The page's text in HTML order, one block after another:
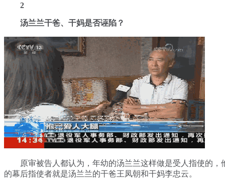
2
汤兰兰干爸、干妈是否诬陷？
原审被告人都认为，年幼的汤兰兰这样做是受人指使的，
的幕后指使者就是汤兰兰的干爸王凤朝和干妈李忠云。